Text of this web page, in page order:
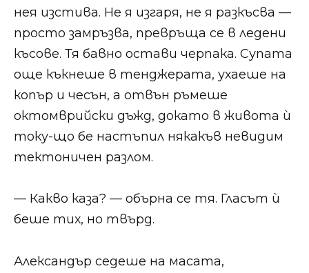
нея изстива. Не я изгаря, не я разкъсва —
просто замръзва, превръща се в ледени
късове. Тя бавно остави черпака. Супата
още къкнеше в тенджерата, ухаеше на
копър и чесън, а отвън ръмеше
октомврийски дъжд, докато в живота ѝ
току-що бе настъпил някакъв невидим
тектоничен разлом.
— Какво каза? — обърна се тя. Гласът ѝ
беше тих, но твърд.
Александър седеше на масата,